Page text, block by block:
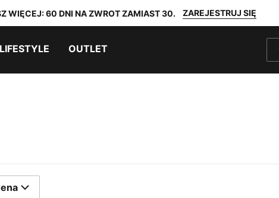
WIĘCEJ: 60 DNI NA ZWROT ZAMIAST 30. ZAREJESTRUJ SIĘ
LIFESTYLE OUTLET